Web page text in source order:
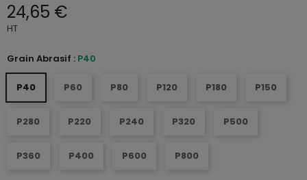
24,65 €
HT
Grain Abrasif : P40
P40 P60 P80 P120 P180 P150
P280 P220 P240 P320 P500
P360 P400 P600 P800